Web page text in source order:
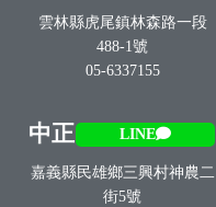
雲林縣虎尾鎮林森路一段
488-1號
05-6337155
中正 LINE
嘉義縣民雄鄉三興村神農二
街5號